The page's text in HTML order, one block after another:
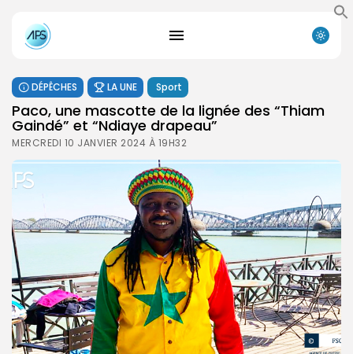
DÉPÊCHES LA UNE Sport
Paco, une mascotte de la lignée des “Thiam
Gaindé” et “Ndiaye drapeau”
MERCREDI 10 JANVIER 2024 À 19H32